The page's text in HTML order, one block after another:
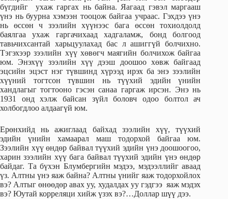
бүгдийг ухаж гаргах нь байна. Яагаад гэвэл маргааш
үнэ нь буурна хэмээн тооцож байгаа учраас. Гэхдээ үнэ
нь өссөн ч зээлийн хүүнээс бага өссөн тохиолдолд
баялгаа ухаж гаргачихаад хадгаламж, бонд болгоод
тавьчихсантай харьцуулахад бас л ашиггүй болчихно.
Тэгэхээр зээлийн хүү хөвөгч маягийн болчихож байгаа
юм. Энэхүү зээлийн хүү дээш доошоо хөвж байгаад
эцсийн эцэст нэг түвшинд хүрээд ирэх ба энэ зээлийн
хүүний тогтсон түвшин нь түүхий эдийн үнийн
хандлагыг тогтооно гэсэн санаа гаргаж ирсэн. Энэ нь
1931 онд хэлж байсан зүйл боловч одоо болтол ач
холбогдлоо алдаагүй юм.
Ерөнхийд нь ажиглаад байхад зээлийн хүү, түүхий
эдийн үнийн хамаарал маш тодорхой байгаа юм.
Зээлийн хүү өндөр байвал түүхий эдийн үнэ доошоогоо,
харин зээлийн хүү бага байвал түүхий эдийн үнэ өндөр
байдаг. Та бүхэн Блумбергийн мэдээ, мэдээллийг аваад
үз. Алтны үнэ яаж байна? Алтны үнийг яаж тодорхойлох
вэ? Алтыг өнөөдөр авах уу, худалдах уу гэдгээ яаж мэдэх
вэ? Юутай корреляци хийж үзэх вэ?…Доллар шүү дээ.